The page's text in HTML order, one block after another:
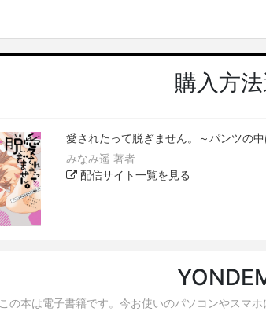
購入方
愛されたって脱ぎません。～パンツの
みなみ遥 著者
配信サイト一覧を見る
この本は電子書籍です。今お使いのパソコンやスマ